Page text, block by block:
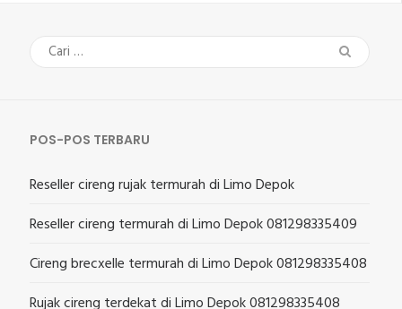
Cari
untuk:
POS-POS TERBARU
Reseller cireng rujak termurah di Limo Depok
Reseller cireng termurah di Limo Depok 081298335409
Cireng brecxelle termurah di Limo Depok 081298335408
Rujak cireng terdekat di Limo Depok 081298335408